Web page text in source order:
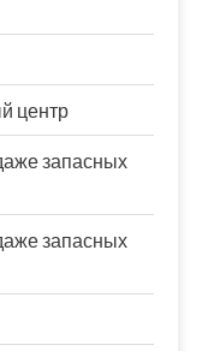
центр
запасных
запасных